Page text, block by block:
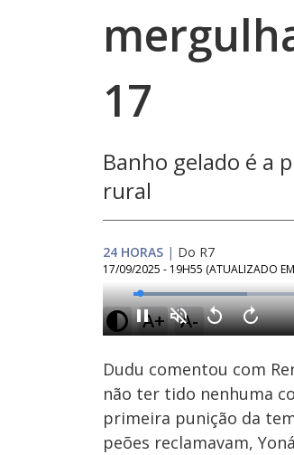
17
Banho gelado é a
rural
24 HORAS | Do R7
17/09/2025 - 19H55 (ATUALIZADO EM
A+ A-
Ativar
Som
Loaded:
18.97%
Dudu comentou com
não ter tido nenhuma
primeira punição da
peões reclamavam,